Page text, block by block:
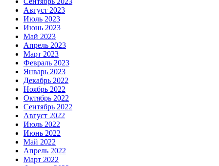
Август 2023
Июль 2023
Июнь 2023
Май 2023
Апрель 2023
Март 2023
Февраль 2023
Январь 2023
Декабрь 2022
Ноябрь 2022
Октябрь 2022
Сентябрь 2022
Август 2022
Июль 2022
Июнь 2022
Май 2022
Апрель 2022
Март 2022